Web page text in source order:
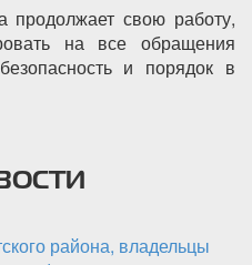
продолжает свою работу,
на все обращения
и порядок в
района, владельцы